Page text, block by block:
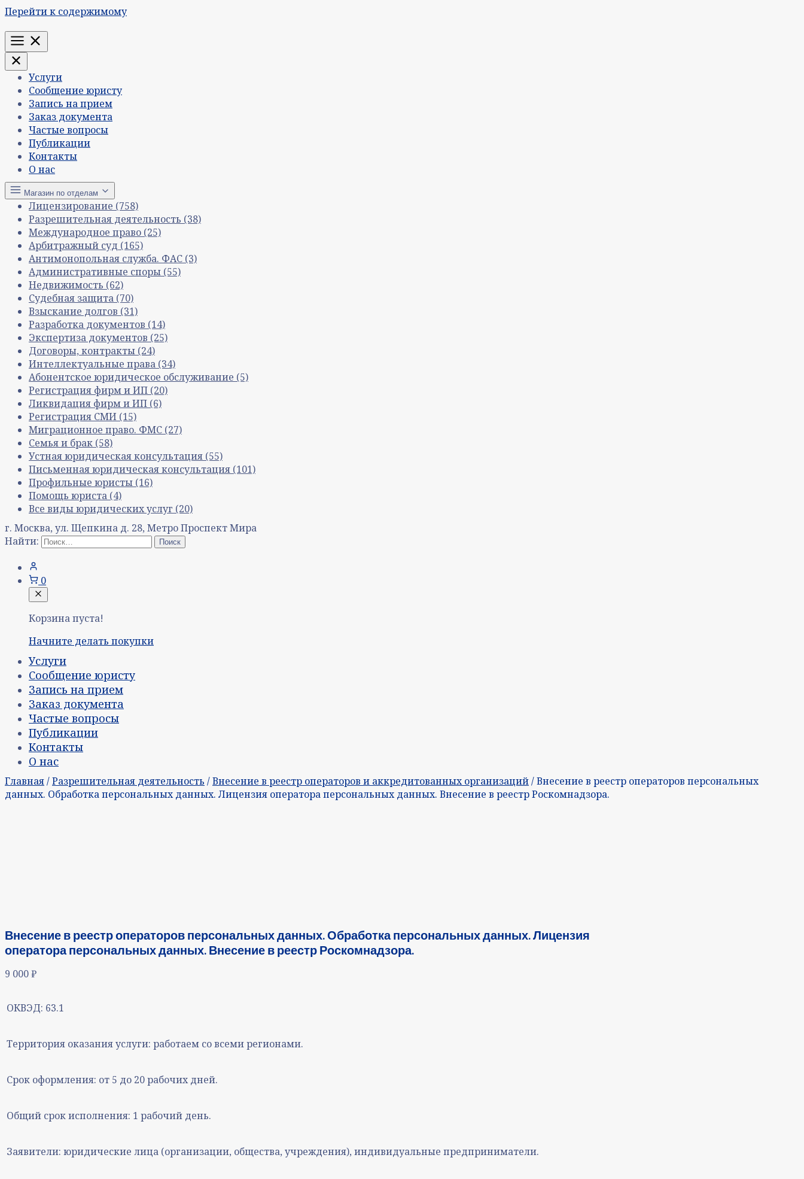
Перейти к содержимому
Меню
Услуги
Сообщение юристу
Запись на прием
Заказ документа
Частые вопросы
Публикации
Контакты
О нас
Магазин по отделам
Лицензирование (758)
Разрешительная деятельность (38)
Международное право (25)
Арбитражный суд (165)
Антимонопольная служба. ФАС (3)
Административные споры (55)
Недвижимость (62)
Судебная защита (70)
Взыскание долгов (31)
Разработка документов (14)
Экспертиза документов (25)
Договоры, контракты (24)
Интеллектуальные права (34)
Абонентское юридическое обслуживание (5)
Регистрация фирм и ИП (20)
Ликвидация фирм и ИП (6)
Регистрация СМИ (15)
Миграционное право. ФМС (27)
Семья и брак (58)
Устная юридическая консультация (55)
Письменная юридическая консультация (101)
Профильные юристы (16)
Помощь юриста (4)
Все виды юридических услуг (20)
г. Москва, ул. Щепкина д. 28, Метро Проспект Мира
Найти:
0
Корзина пуста!
Начните делать покупки
Услуги
Сообщение юристу
Запись на прием
Заказ документа
Частые вопросы
Публикации
Контакты
О нас
Главная/Разрешительная деятельность /Внесение в реестр операторов и аккредитованных организаций/ Внесение в реестр операторов персональных
данных. Обработка персональных данных. Лицензия оператора персональных данных. Внесение в реестр Роскомнадзора.
Внесение в реестр операторов персональных данных. Обработка персональных данных. Лицензия
оператора персональных данных. Внесение в реестр Роскомнадзора.
9 000₽
ОКВЭД: 63.1
Территория оказания услуги: работаем со всеми регионами.
Срок оформления: от 5 до 20 рабочих дней.
Общий срок исполнения: 1 рабочий день.
Заявители: юридические лица (организации, общества, учреждения), индивидуальные предприниматели.